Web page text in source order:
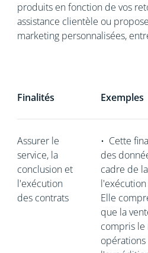
produits en fonction de vos
assistance clientèle ou
marketing personnalisées,
Finalités Exemples
Assurer le
service, la
conclusion et
l'exécution
des contrats
• Cette
des
cadre de
l'exécution
Elle
que la
compris le